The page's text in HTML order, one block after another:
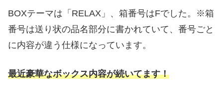
BOXテーマは「RELAX」、箱番号はFでした。※箱
番号は送り状の品名部分に書かれていて、番号ごと
に内容が違う仕様になっています。
最近豪華なボックス内容が続いてます！